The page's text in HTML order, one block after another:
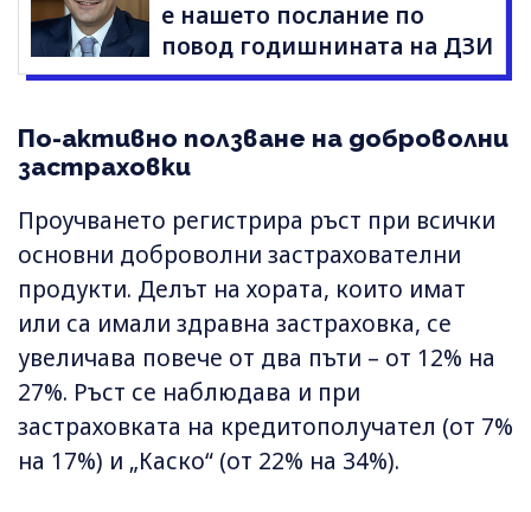
е нашето послание по
повод годишнината на ДЗИ
По-активно ползване на доброволни
застраховки
Проучването регистрира ръст при всички
основни доброволни застрахователни
продукти. Делът на хората, които имат
или са имали здравна застраховка, се
увеличава повече от два пъти – от 12% на
27%. Ръст се наблюдава и при
застраховката на кредитополучател (от 7%
на 17%) и „Каско“ (от 22% на 34%).